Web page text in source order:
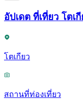
อัปเดต ที่เที่ยว โตเ
โตเกียว
สถานที่ท่องเที่ยว